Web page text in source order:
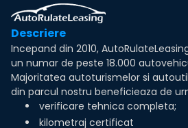
Descriere
Incepand din 2010,
un numar de peste 18.000
Majoritatea autoturismelor si
din parcul nostru beneficieaza de
verificare tehnica completa;
kilometraj certificat